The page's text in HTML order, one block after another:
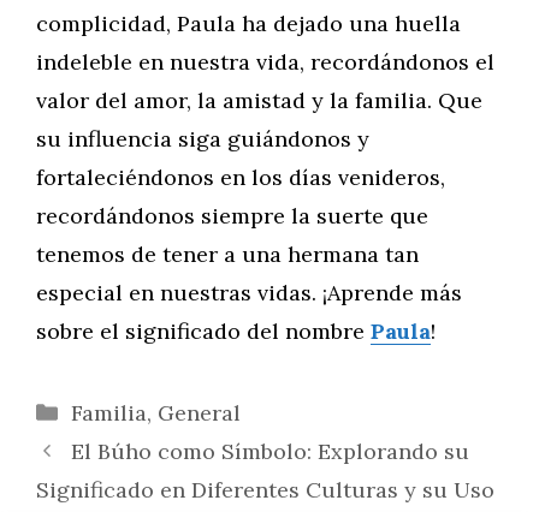
complicidad, Paula ha dejado una huella
indeleble en nuestra vida, recordándonos el
valor del amor, la amistad y la familia. Que
su influencia siga guiándonos y
fortaleciéndonos en los días venideros,
recordándonos siempre la suerte que
tenemos de tener a una hermana tan
especial en nuestras vidas. ¡Aprende más
sobre el significado del nombre Paula!
Categorías
Familia, General
El Búho como Símbolo: Explorando su
Significado en Diferentes Culturas y su Uso